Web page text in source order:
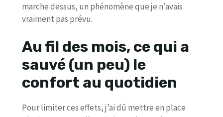
marche dessus, un phénomène que je n’avais
vraiment pas prévu.
Au fil des mois, ce qui a
sauvé (un peu) le
confort au quotidien
Pour limiter ces effets, j’ai dû mettre en place